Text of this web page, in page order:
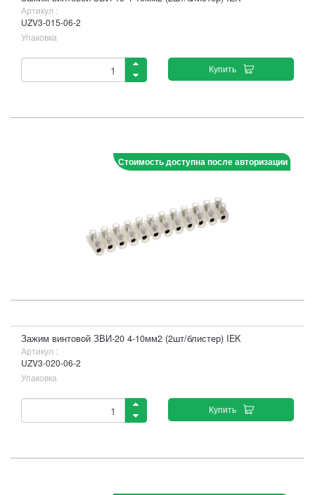
Артикул :
UZV3-015-06-2
Упаковка
Купить
Стоимость доступна после авторизации
Зажим винтовой ЗВИ-20 4-10мм2 (2шт/блистер) IEK
Артикул :
UZV3-020-06-2
Упаковка
Купить